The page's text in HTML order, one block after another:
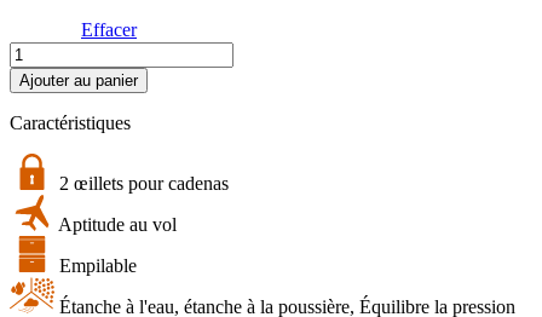
Effacer
quantité
de
bw.case
PP.379
Mallette
multi-
usages
B&W
type
5500
Ajouter au panier
Caractéristiques
2 œillets pour cadenas
Aptitude au vol
Empilable
Étanche à l'eau, étanche à la poussière, Équilibre la pression